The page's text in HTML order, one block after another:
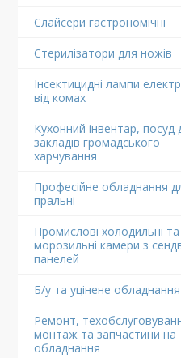
Слайсери гастрономічні
Стерилізатори для ножів
Інсектицидні лампи
від комах
Кухонний інвентар, посуд
закладів громадського
харчування
Професійне обладнання
пральні
Промислові холодильні та
морозильні камери з
панелей
Б/у та уцінене обладнання
Ремонт,
монтаж та запчастини на
обладнання